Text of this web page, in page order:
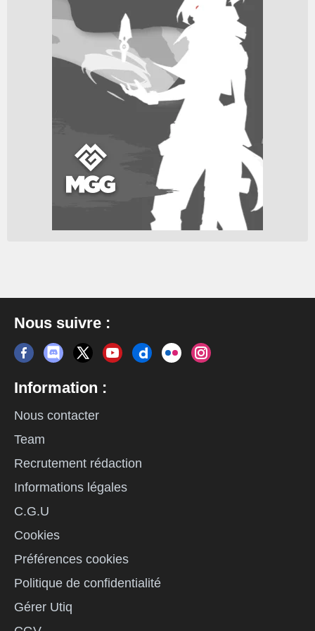
Nous suivre :
Information :
Nous contacter
Team
Recrutement rédaction
Informations légales
C.G.U
Cookies
Préférences cookies
Politique de confidentialité
Gérer Utiq